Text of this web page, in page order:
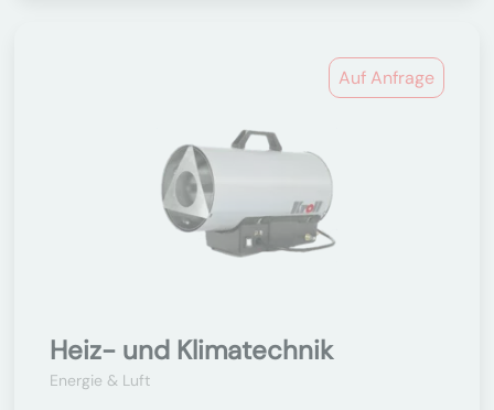
Auf Anfrage
Heiz- und Klimatechnik
Energie & Luft